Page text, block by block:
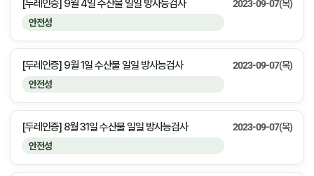
안전성
[두레인증] 9월 4일 수산물 일일 방사능검사 2023-09-07(목)
안전성
[두레인증] 9월 1일 수산물 일일 방사능검사 2023-09-07(목)
안전성
[두레인증] 8월 31일 수산물 일일 방사능검사 2023-09-07(목)